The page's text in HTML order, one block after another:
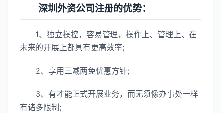
深圳外资公司注册的优势：
1、独立操控，容易管理，操作上、管理上、在
未来的开展上都具有更高效率;
2、享用三减两免优惠方针;
3、有才能正式开展业务，而无须像办事处一样
有诸多限制;